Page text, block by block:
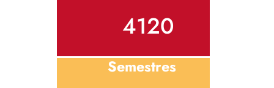
4120
Semestres